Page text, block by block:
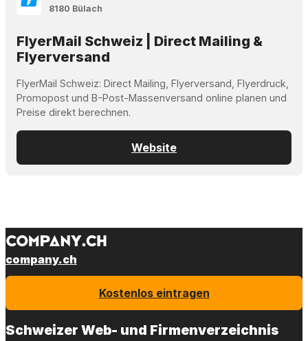
8180 Bülach
FlyerMail Schweiz | Direct Mailing &
Flyerversand
FlyerMail Schweiz: Direct Mailing, Flyerversand, Flyerdruck,
Promopost und B-Post-Massenversand online planen und
Preise direkt berechnen.
Website
company.ch
Kostenlos eintragen
Schweizer Web- und Firmenverzeichnis